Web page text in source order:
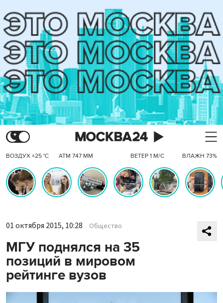
ВОЗДУХ +25 °C АТМ 747 ММ ВЕТЕР 1 М/С ВЛАЖН 73%
01 октября 2015, 10:28 Общество
МГУ поднялся на 35
позиций в мировом
рейтинге вузов